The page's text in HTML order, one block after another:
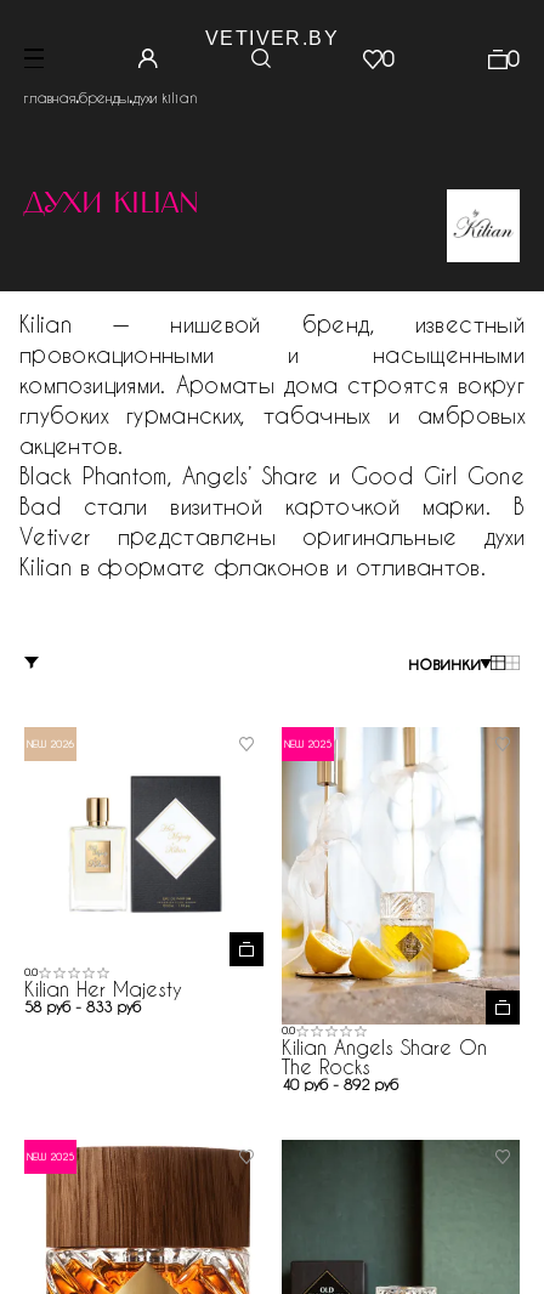
VETIVER.BY
0 0
главная.бренды.духи kilian
духи kilian
Kilian — нишевой бренд, известный
провокационными и насыщенными
композициями. Ароматы дома строятся вокруг
глубоких гурманских, табачных и амбровых
акцентов.
Black Phantom, Angels’ Share и Good Girl Gone
Bad стали визитной карточкой марки. В
Vetiver представлены оригинальные духи
Kilian в формате флаконов и отливантов.
новинки
NEW 2026
0.0
Kilian Her Majesty
58 руб - 833 руб
NEW 2025
0.0
Kilian Angels Share On
The Rocks
40 руб - 892 руб
NEW 2025